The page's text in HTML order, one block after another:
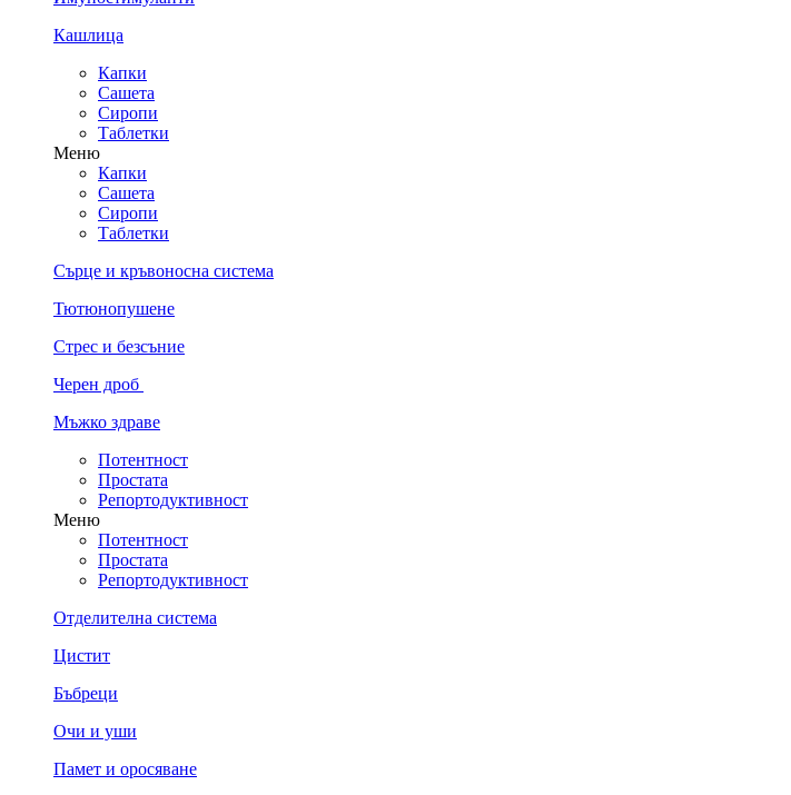
Кашлица
Капки
Сашета
Сиропи
Таблетки
Меню
Капки
Сашета
Сиропи
Таблетки
Сърце и кръвоносна система
Тютюнопушене
Стрес и безсъние
Черен дроб
Мъжко здраве
Потентност
Простата
Репортодуктивност
Меню
Потентност
Простата
Репортодуктивност
Отделителна система
Цистит
Бъбреци
Очи и уши
Памет и оросяване